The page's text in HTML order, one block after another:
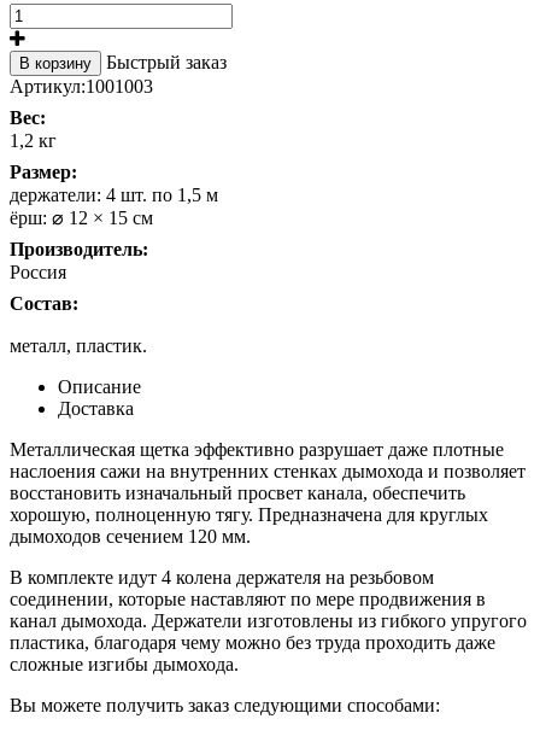
В корзину
Быстрый заказ
Артикул:1001003
Вес:
1,2 кг
Размер:
держатели: 4 шт. по 1,5 м
ёрш: ⌀ 12 × 15 см
Производитель:
Россия
Состав:
металл, пластик.
Описание
Доставка
Металлическая щетка эффективно разрушает даже плотные
наслоения сажи на внутренних стенках дымохода и позволяет
восстановить изначальный просвет канала, обеспечить
хорошую, полноценную тягу. Предназначена для круглых
дымоходов сечением 120 мм.
В комплекте идут 4 колена держателя на резьбовом
соединении, которые наставляют по мере продвижения в
канал дымохода. Держатели изготовлены из гибкого упругого
пластика, благодаря чему можно без труда проходить даже
сложные изгибы дымохода.
Вы можете получить заказ следующими способами: